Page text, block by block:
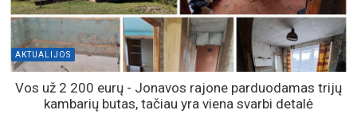
AKTUALIJOS
Vos už 2 200 eurų - Jonavos rajone parduodamas trijų
kambarių butas, tačiau yra viena svarbi detalė